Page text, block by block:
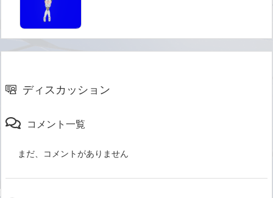
ディスカッション
コメント一覧
まだ、コメントがありません